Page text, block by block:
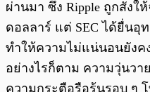
ผ่านมา ซึ่ง Ripple ถูกสั่งใ
ดอลลาร์ แต่ SEC ได้ยื่นอุ
ทำให้ความไม่แน่นอนยังค
อย่างไรก็ตาม ความวุ่นวา
ความกระตือรือร้นรอบ ๆ